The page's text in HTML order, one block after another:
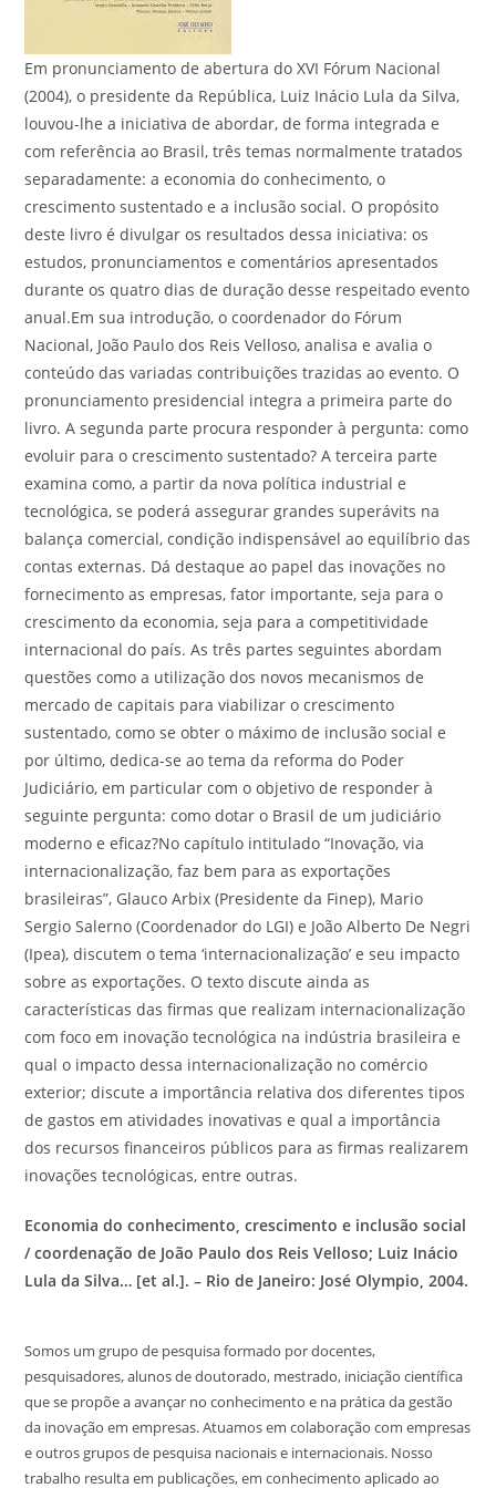
Em pronunciamento de abertura do XVI Fórum Nacional
(2004), o presidente da República, Luiz Inácio Lula da Silva,
louvou-lhe a iniciativa de abordar, de forma integrada e
com referência ao Brasil, três temas normalmente tratados
separadamente: a economia do conhecimento, o
crescimento sustentado e a inclusão social. O propósito
deste livro é divulgar os resultados dessa iniciativa: os
estudos, pronunciamentos e comentários apresentados
durante os quatro dias de duração desse respeitado evento
anual.Em sua introdução, o coordenador do Fórum
Nacional, João Paulo dos Reis Velloso, analisa e avalia o
conteúdo das variadas contribuições trazidas ao evento. O
pronunciamento presidencial integra a primeira parte do
livro. A segunda parte procura responder à pergunta: como
evoluir para o crescimento sustentado? A terceira parte
examina como, a partir da nova política industrial e
tecnológica, se poderá assegurar grandes superávits na
balança comercial, condição indispensável ao equilíbrio das
contas externas. Dá destaque ao papel das inovações no
fornecimento as empresas, fator importante, seja para o
crescimento da economia, seja para a competitividade
internacional do país. As três partes seguintes abordam
questões como a utilização dos novos mecanismos de
mercado de capitais para viabilizar o crescimento
sustentado, como se obter o máximo de inclusão social e
por último, dedica-se ao tema da reforma do Poder
Judiciário, em particular com o objetivo de responder à
seguinte pergunta: como dotar o Brasil de um judiciário
moderno e eficaz?No capítulo intitulado “Inovação, via
internacionalização, faz bem para as exportações
brasileiras”, Glauco Arbix (Presidente da Finep), Mario
Sergio Salerno (Coordenador do LGI) e João Alberto De Negri
(Ipea), discutem o tema ‘internacionalização’ e seu impacto
sobre as exportações. O texto discute ainda as
características das firmas que realizam internacionalização
com foco em inovação tecnológica na indústria brasileira e
qual o impacto dessa internacionalização no comércio
exterior; discute a importância relativa dos diferentes tipos
de gastos em atividades inovativas e qual a importância
dos recursos financeiros públicos para as firmas realizarem
inovações tecnológicas, entre outras.
Economia do conhecimento, crescimento e inclusão social
/ coordenação de João Paulo dos Reis Velloso; Luiz Inácio
Lula da Silva… [et al.]. – Rio de Janeiro: José Olympio, 2004.
Somos um grupo de pesquisa formado por docentes,
pesquisadores, alunos de doutorado, mestrado, iniciação científica
que se propõe a avançar no conhecimento e na prática da gestão
da inovação em empresas. Atuamos em colaboração com empresas
e outros grupos de pesquisa nacionais e internacionais. Nosso
trabalho resulta em publicações, em conhecimento aplicado ao